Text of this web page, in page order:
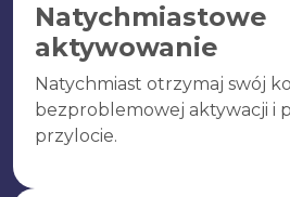
Natychmiastowe
aktywowanie
Natychmiast otrzymaj swój
bezproblemowej aktywacji i
przylocie.